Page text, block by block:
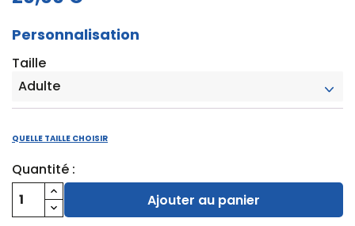
Personnalisation
Taille
QUELLE TAILLE CHOISIR
Quantité :
Ajouter au panier